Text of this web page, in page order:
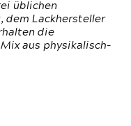
üblichen
dem Lackhersteller
die
aus physikalisch-